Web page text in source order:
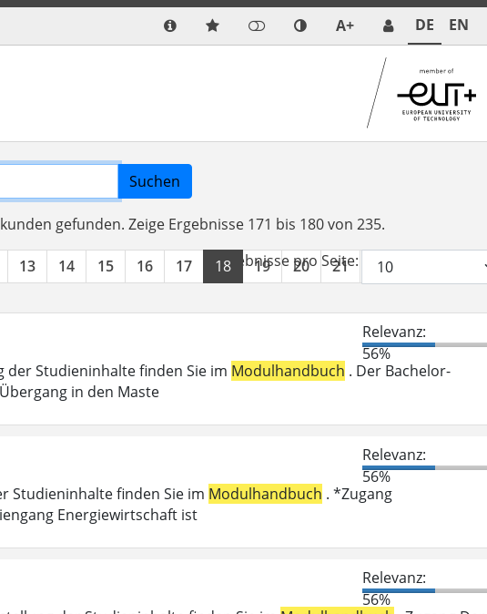
A+ DE EN
Suchen
gefunden. Zeige Ergebnisse 171 bis 180 von 235.
13 14 15 16 17 18 19 20 21 22
Ergebnisse pro Seite:
Relevanz:
56%
Studieninhalte finden Sie im Modulhandbuch . Der Bachelor-
in den Maste
Relevanz:
56%
Studieninhalte finden Sie im Modulhandbuch . *Zugang
Energiewirtschaft ist
Relevanz:
56%